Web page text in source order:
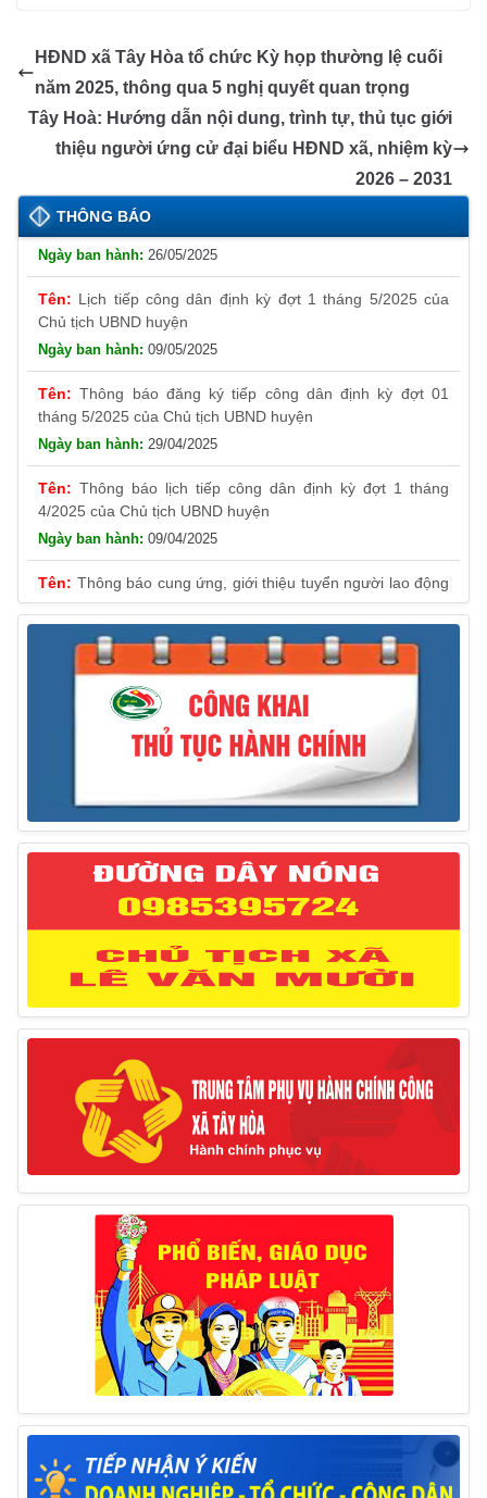
b
o
o
k
n
g
er
A
p
p
dI
n
a
m
e
a
n
sl
at
y
Li
n
k
HĐND xã Tây Hòa tổ chức Kỳ họp thường lệ cuối
năm 2025, thông qua 5 nghị quyết quan trọng
Tây Hoà: Hướng dẫn nội dung, trình tự, thủ tục giới
thiệu người ứng cử đại biểu HĐND xã, nhiệm kỳ
2026 – 2031
THÔNG BÁO
Thông báo đăng ký tiếp công dân định kỳ đợt 01
tháng 6/2025 của Chủ tịch UBND huyện
26/05/2025
Lịch tiếp công dân định kỳ đợt 1 tháng 5/2025 của
Chủ tịch UBND huyện
09/05/2025
Thông báo đăng ký tiếp công dân định kỳ đợt 01
tháng 5/2025 của Chủ tịch UBND huyện
29/04/2025
Thông báo lịch tiếp công dân định kỳ đợt 1 tháng
4/2025 của Chủ tịch UBND huyện
09/04/2025
Thông báo cung ứng, giới thiệu tuyển người lao động
Việt Nam vào các vị trí công việc dự kiến tuyển người lao
động nước ngoài
31/03/2025
Thông báo treo cờ Tổ quốc nhân kỷ niệm 50 năm
Ngày giải phóng tỉnh Phú Yên (01/4/1975 – 01/4/2025)
28/03/2025
Thông báo giới thiệu, cung ứng lao động Việt Nam
cho Liên danh Hengtong International Engineering Co.,Ltd
27/03/2025
Thông báo đăng ký tiếp công dân định kỳ đợt 02
12/03/2025
Thông báo lịch công tác của Chủ tịch, các Phó Chủ
tịch UBND huyện và Phó Chủ tịch Hội đồng nhân dân
huyện (Từ ngày 10/3/2025 – 14/3/2025)
10/03/2025
Thông báo tổ chức thực hiện Cưỡng chế buộc thực
hiện biện pháp khắc phục hậu quả trong lĩnh vực đất đai
17/06/2025
Thông báo đăng ký tiếp công dân định kỳ đợt 01
tháng 6/2025 của Chủ tịch UBND huyện
26/05/2025